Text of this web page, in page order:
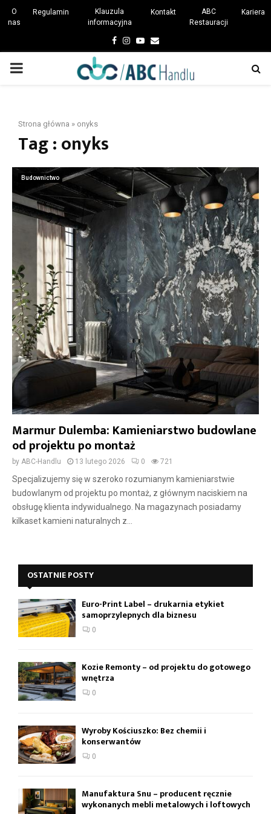
O
nas
Regulamin
Klauzula
informacyjna
Kontakt
ABC
Restauracji
Kariera
Facebook
Instagram
Youtube
Email
PRIMARY
Strona główna » onyks
Tag : onyks
Budownictwo
Marmur Dulemba: Kamieniarstwo budowlane
od projektu po montaż
by ABC-Handlu 13 lutego 2026 0 721
Specjalizujemy się w szeroko rozumianym kamieniarstwie
budowlanym od projektu po montaż, z głównym naciskiem na
obsługę klienta indywidualnego. Na magazynach posiadamy
kilkaset kamieni naturalnych z...
OSTATNIE POSTY
Euro-Print Label – drukarnia etykiet
samoprzylepnych dla biznesu
0
Kozie Remonty – od projektu do gotowego
wnętrza
0
Wyroby Kościuszko: Bez chemii i
konserwantów
0
Manufaktura Snu – producent ręcznie
wykonanych mebli metalowych i loftowych